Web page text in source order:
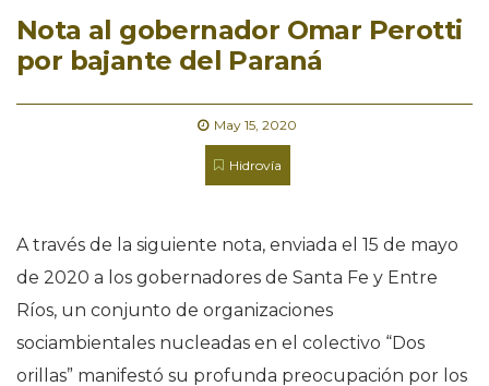
Nota al gobernador Omar Perotti
por bajante del Paraná
May 15, 2020
Hidrovía
A través de la siguiente nota, enviada el 15 de mayo
de 2020 a los gobernadores de Santa Fe y Entre
Ríos, un conjunto de organizaciones
sociambientales nucleadas en el colectivo “Dos
orillas” manifestó su profunda preocupación por los